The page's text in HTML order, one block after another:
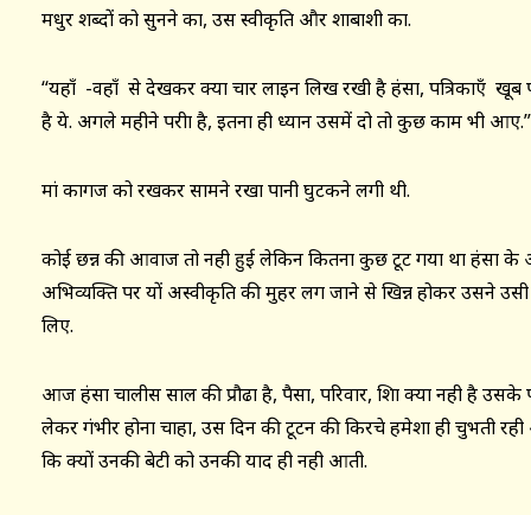
मधुर शब्दों को सुनने का, उस स्वीकृति और शाबाशी का.
“यहाँ -वहाँ से देखकर क्या चार लाइन लिख रखी है हंसा, पत्रिकाएँ
है ये. अगले महीने परीक्षा है, इतना ही ध्यान उसमें दो तो कुछ काम भी आए.”
मां कागज को रखकर सामने रखा पानी घुटकने लगी थी.
कोई छन्न की आवाज तो नही हुई लेकिन कितना कुछ टूट गया था हंसा के
अभिव्यक्ति पर यों अस्वीकृति की मुहर लग जाने से खिन्न होकर उसने
लिए.
आज हंसा चालीस साल की प्रौढा है, पैसा, परिवार, शिक्षा क्या नही है
लेकर गंभीर होना चाहा, उस दिन की टूटन की किरचे हमेशा ही चुभती
कि क्यों उनकी बेटी को उनकी याद ही नही आती.